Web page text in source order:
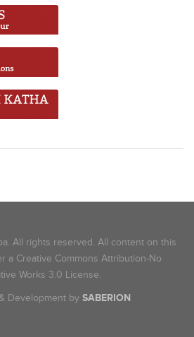
All rights reserved. All content on this
a Creative Commons Attribution-No
Works 3.0 License.
Development by SABERION